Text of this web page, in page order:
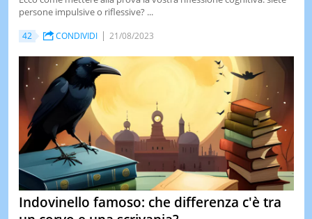
persone impulsive o riflessive? ...
42 CONDIVIDI 21/08/2023
Indovinello famoso: che differenza c'è tra